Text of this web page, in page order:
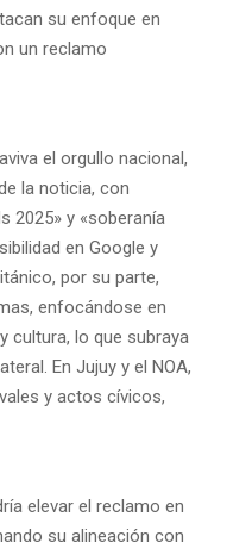
su enfoque en
un reclamo
el orgullo nacional,
la noticia, con
2025» y «soberanía
en Google y
por su parte,
enfocándose en
cultura, lo que subraya
En Jujuy y el NOA,
y actos cívicos,
elevar el reclamo en
su alineación con